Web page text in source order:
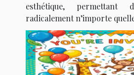
esthétique, permettant
radicalement n’importe